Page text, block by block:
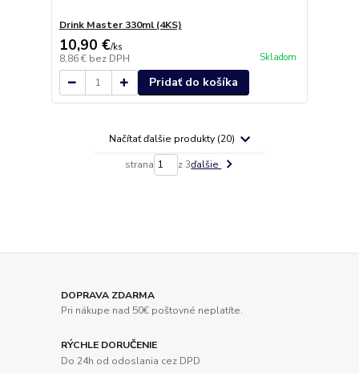
Drink Master 330ml (4KS)
10,90 €/ks
8,86 € bez DPH Skladom
Pridať do košíka
Načítať ďalšie produkty (20)
strana z 3ďalšie
DOPRAVA ZDARMA
Pri nákupe nad 50€ poštovné neplatíte.
RÝCHLE DORUČENIE
Do 24h od odoslania cez DPD